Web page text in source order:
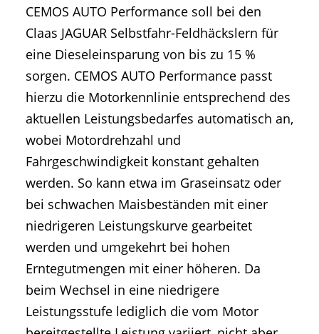
CEMOS AUTO Performance soll bei den
Claas JAGUAR Selbstfahr-Feldhäckslern für
eine Dieseleinsparung von bis zu 15 %
sorgen. CEMOS AUTO Performance passt
hierzu die Motorkennlinie entsprechend des
aktuellen Leistungsbedarfes automatisch an,
wobei Motordrehzahl und
Fahrgeschwindigkeit konstant gehalten
werden. So kann etwa im Graseinsatz oder
bei schwachen Maisbeständen mit einer
niedrigeren Leistungskurve gearbeitet
werden und umgekehrt bei hohen
Erntegutmengen mit einer höheren. Da
beim Wechsel in eine niedrigere
Leistungsstufe lediglich die vom Motor